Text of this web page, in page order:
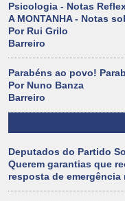
Psicologia - Notas
A MONTANHA - Notas
Por Rui Grilo
Barreiro
Parabéns ao povo!
Por Nuno Banza
Barreiro
Deputados do Partido
Querem garantias que
resposta de